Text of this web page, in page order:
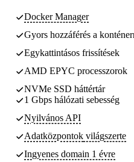
Docker Manager
Gyors hozzáférés a
Egykattintásos frissítések
AMD EPYC processzorok
NVMe SSD háttértár
1 Gbps hálózati sebesség
Nyilvános API
Adatközpontok világszerte
Ingyenes domain 1 évre